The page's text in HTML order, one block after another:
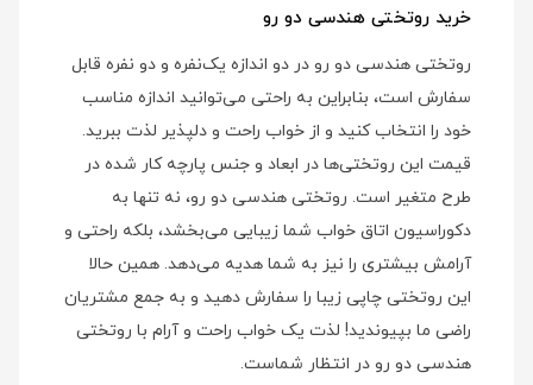
خرید روتختی هندسی دو رو
روتختی هندسی دو رو در دو اندازه یک‌نفره و دو نفره قابل
سفارش است، بنابراین به راحتی می‌توانید اندازه مناسب
خود را انتخاب کنید و از خواب راحت و دلپذیر لذت ببرید.
قیمت این روتختی‌ها در ابعاد و جنس پارچه کار شده در
طرح متغیر است. روتختی هندسی دو رو، نه تنها به
دکوراسیون اتاق خواب شما زیبایی می‌بخشد، بلکه راحتی و
آرامش بیشتری را نیز به شما هدیه می‌دهد. همین حالا
این روتختی چاپی زیبا را سفارش دهید و به جمع مشتریان
راضی ما بپیوندید! لذت یک خواب راحت و آرام با روتختی
هندسی دو رو در انتظار شماست.